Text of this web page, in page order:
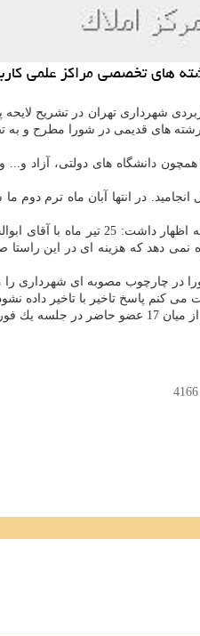
شهرداری تهران در تشریح
های قدیمی در شورا مطرح و به
دانشگاه های دولتی، آزاد
در انتها آبان ماه ترم دوم
به گزارش مركز املاك به نقل از ایسنا، در
دهد كه هزینه ای در این راستا
عضو شورای اسلامی شهر تهران بعنوان موافق این لایحه
4166